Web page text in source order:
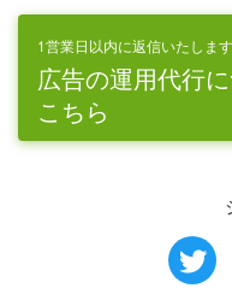
1営業日以内に返信いたします
広告の運用代行
こちら